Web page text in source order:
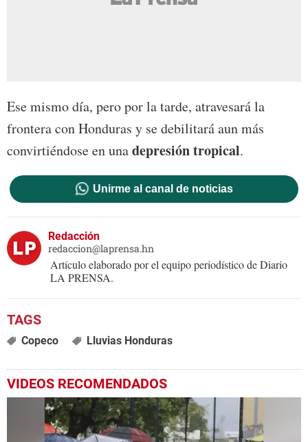
Ese mismo día, pero por la tarde, atravesará la
frontera con Honduras y se debilitará aun más
convirtiéndose en unadepresión tropical.
Unirme al canal de noticias
Redacción
redaccion@laprensa.hn
Artículo elaborado por el equipo periodístico de Diario
LA PRENSA.
Copeco Lluvias Honduras
VIDEOS RECOMENDADOS